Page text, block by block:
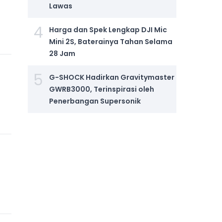
Lawas
4
Harga dan Spek Lengkap DJI Mic
Mini 2S, Baterainya Tahan Selama
28 Jam
5
G-SHOCK Hadirkan Gravitymaster
GWRB3000, Terinspirasi oleh
Penerbangan Supersonik